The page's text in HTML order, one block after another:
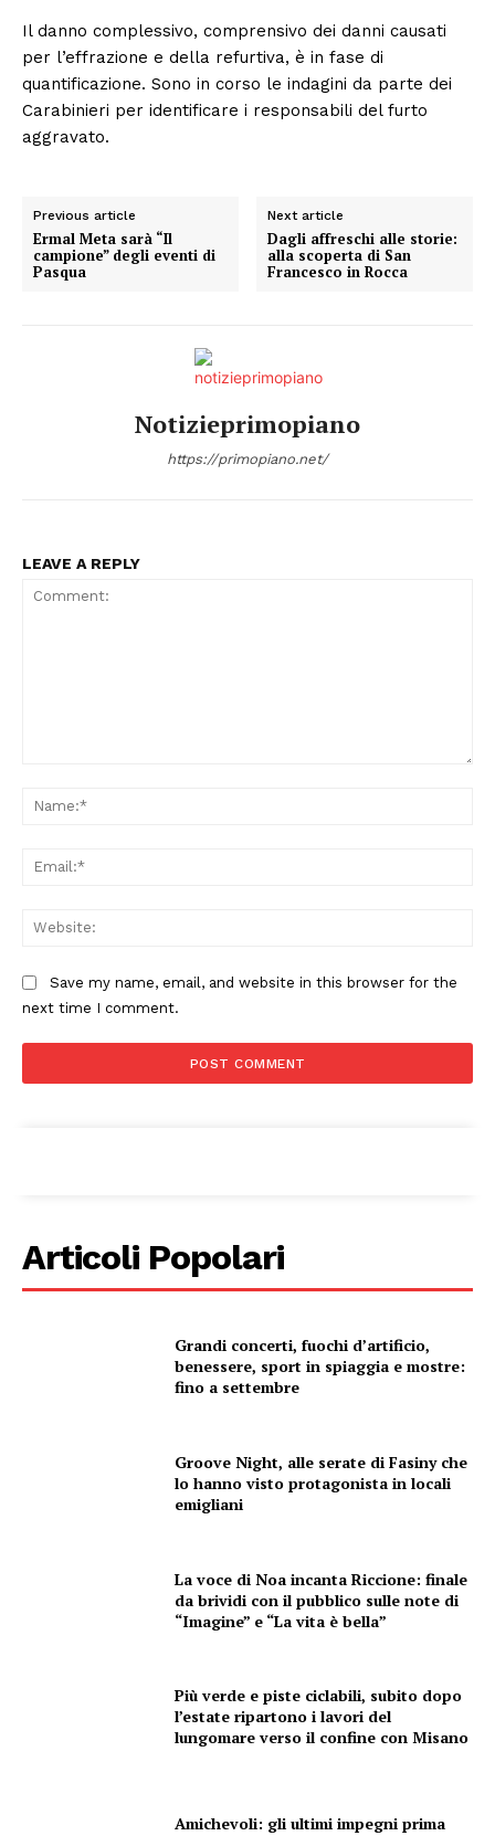
Il danno complessivo, comprensivo dei danni causati
per l’effrazione e della refurtiva, è in fase di
quantificazione. Sono in corso le indagini da parte dei
Carabinieri per identificare i responsabili del furto
aggravato.
Previous article
Ermal Meta sarà “Il
campione” degli eventi di
Pasqua
Next article
Dagli affreschi alle storie:
alla scoperta di San
Francesco in Rocca
Notizieprimopiano
https://primopiano.net/
LEAVE A REPLY
Save my name, email, and website in this browser for the
next time I comment.
Articoli Popolari
Grandi concerti, fuochi d’artificio,
benessere, sport in spiaggia e mostre:
fino a settembre
Groove Night, alle serate di Fasiny che
lo hanno visto protagonista in locali
emigliani
La voce di Noa incanta Riccione: finale
da brividi con il pubblico sulle note di
“Imagine” e “La vita è bella”
Più verde e piste ciclabili, subito dopo
l’estate ripartono i lavori del
lungomare verso il confine con Misano
Amichevoli: gli ultimi impegni prima